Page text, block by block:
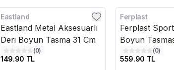
Eastland
Eastland Metal Aksesuarlı
Deri Boyun Tasma 31 Cm
(0)
149.90 TL
Ferplast
Ferplast
Boyun
(0)
559.90 TL